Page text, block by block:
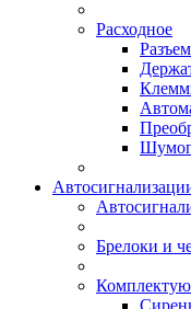
Расходное
Брелоки и